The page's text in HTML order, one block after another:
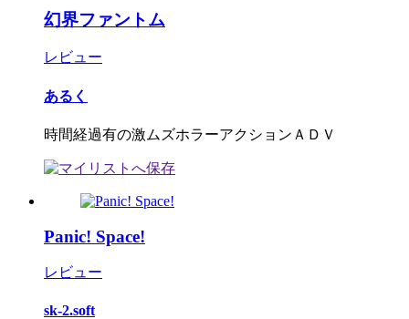
幻界ファントム
レビュー
あるく
時間経過有の激ムズホラーアクションＡＤＶ
Panic! Space!
レビュー
sk-2.soft